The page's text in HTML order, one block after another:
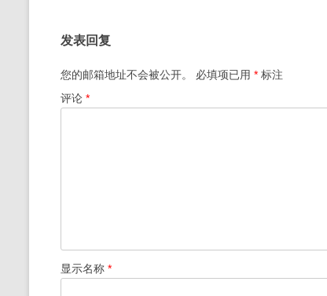
发表回复
您的邮箱地址不会被公开。 必填项已用 * 标注
评论 *
显示名称 *